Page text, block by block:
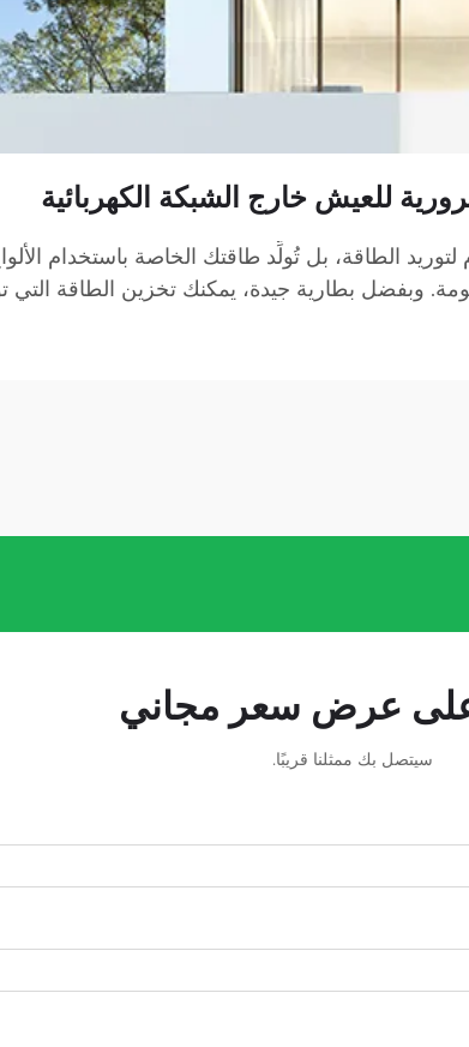
للعيش خارج الشبكة الكهربائية
لتوريد الطاقة، بل تُولِّد طاقتك الخاصة باستخدام
وبفضل بطارية جيدة، يمكنك تخزين الطاقة التي
عرض سعر مجاني
سيتصل بك ممثلنا قريبًا.